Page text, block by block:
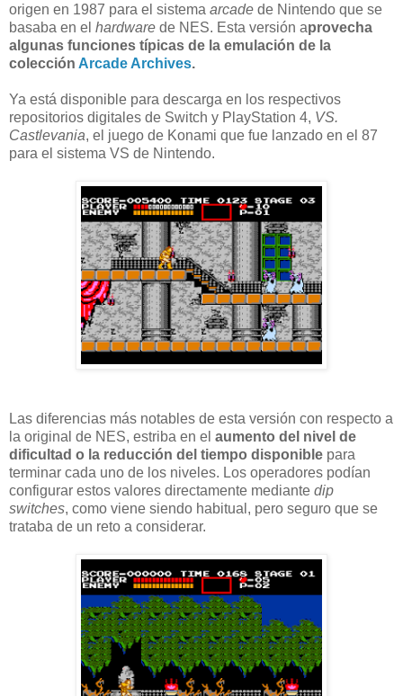
origen en 1987 para el sistema arcade de Nintendo que se
basaba en el hardware de NES. Esta versión aprovecha
algunas funciones típicas de la emulación de la
colección Arcade Archives.
Ya está disponible para descarga en los respectivos
repositorios digitales de Switch y PlayStation 4, VS.
Castlevania, el juego de Konami que fue lanzado en el 87
para el sistema VS de Nintendo.
Las diferencias más notables de esta versión con respecto a
la original de NES, estriba en el aumento del nivel de
dificultad o la reducción del tiempo disponible para
terminar cada uno de los niveles. Los operadores podían
configurar estos valores directamente mediante dip
switches, como viene siendo habitual, pero seguro que se
trataba de un reto a considerar.